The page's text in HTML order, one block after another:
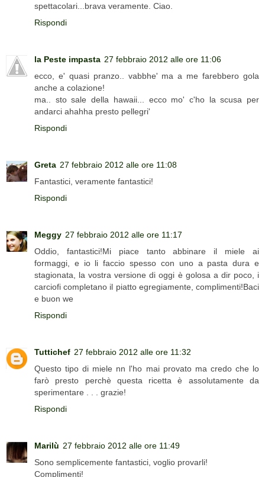
spettacolari...brava veramente. Ciao.
Rispondi
la Peste impasta 27 febbraio 2012 alle ore 11:06
ecco, e' quasi pranzo.. vabbhe' ma a me farebbero gola
anche a colazione!
ma.. sto sale della hawaii... ecco mo' c'ho la scusa per
andarci ahahha presto pellegri'
Rispondi
Greta 27 febbraio 2012 alle ore 11:08
Fantastici, veramente fantastici!
Rispondi
Meggy 27 febbraio 2012 alle ore 11:17
Oddio, fantastici!Mi piace tanto abbinare il miele ai
formaggi, e io li faccio spesso con uno a pasta dura e
stagionata, la vostra versione di oggi è golosa a dir poco, i
carciofi completano il piatto egregiamente, complimenti!Baci
e buon we
Rispondi
Tuttichef 27 febbraio 2012 alle ore 11:32
Questo tipo di miele nn l'ho mai provato ma credo che lo
farò presto perchè questa ricetta è assolutamente da
sperimentare . . . grazie!
Rispondi
Marilù 27 febbraio 2012 alle ore 11:49
Sono semplicemente fantastici, voglio provarli!
Complimenti!